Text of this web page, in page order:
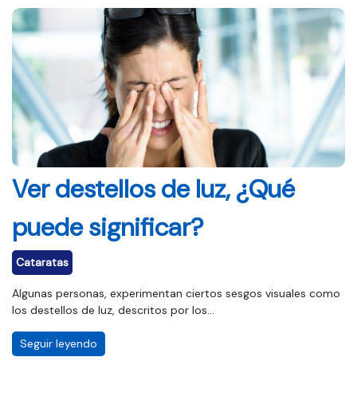
Ver destellos de luz, ¿Qué
puede significar?
Cataratas
Algunas personas, experimentan ciertos sesgos visuales como
los destellos de luz, descritos por los...
Seguir leyendo